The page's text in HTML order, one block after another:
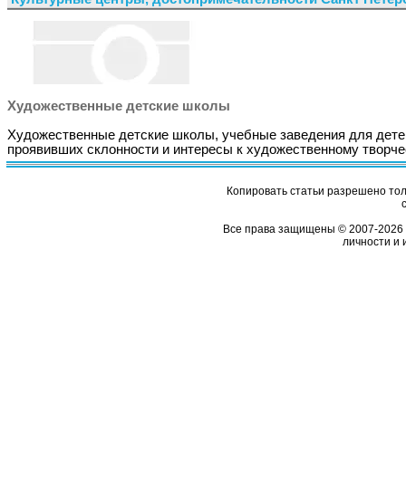
Художественные детские школы
Художественные детские школы, учебные заведения для
проявивших склонности и интересы к художественному
Копировать статьи разрешено
Все права защищены © 2007-2026
личности и